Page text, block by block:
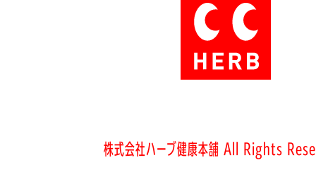
株式会社ハーブ健康本舗 All Rights